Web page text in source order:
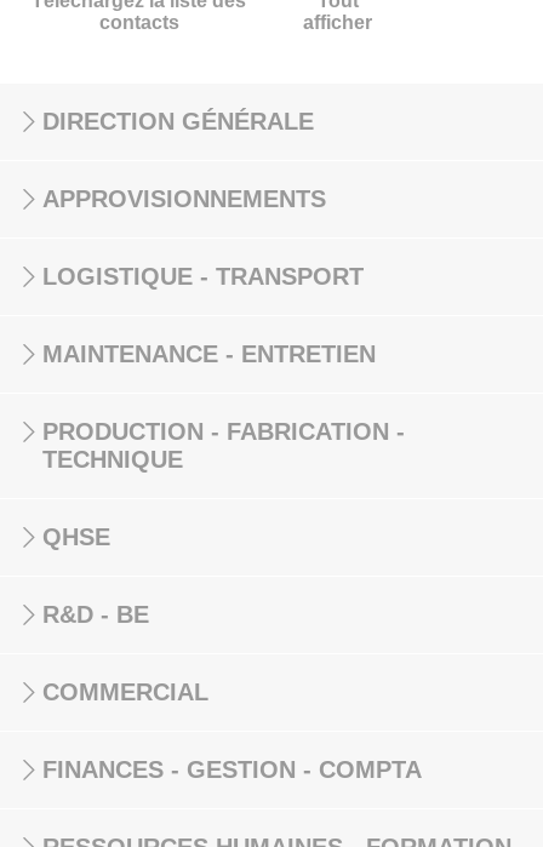
contacts
afficher
DIRECTION GÉNÉRALE
APPROVISIONNEMENTS
LOGISTIQUE - TRANSPORT
MAINTENANCE - ENTRETIEN
PRODUCTION - FABRICATION -
TECHNIQUE
QHSE
R&D - BE
COMMERCIAL
FINANCES - GESTION - COMPTA